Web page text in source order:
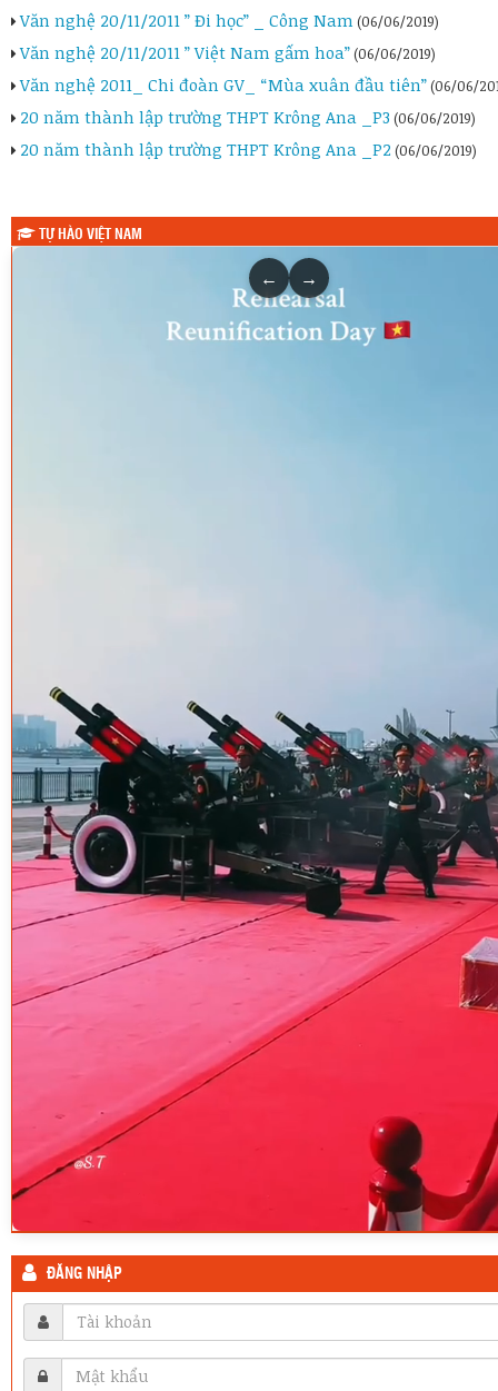
Văn nghệ 20/11/2011 ” Đi học” _ Công Nam (06/06/2019)
Văn nghệ 20/11/2011 ” Việt Nam gấm hoa”(06/06/2019)
Văn nghệ 2011_ Chi đoàn GV_ “Mùa xuân đầu tiên”(06/06/
20 năm thành lập trường THPT Krông Ana _P3 (06/06/2019)
20 năm thành lập trường THPT Krông Ana _P2 (06/06/2019)
TỰ HÀO VIỆT NAM
← →
ĐĂNG NHẬP